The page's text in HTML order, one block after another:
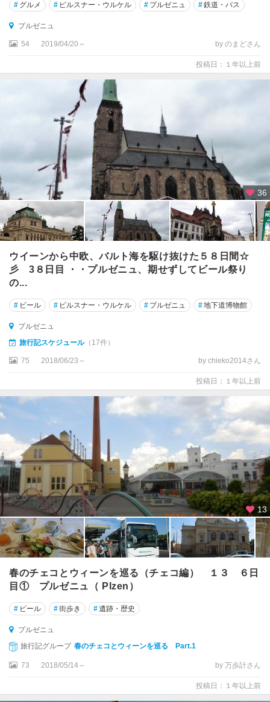
# グルメ # ピルスナー・ウルケル # プルゼニュ #鉄道・バス
プルゼニュ
54 2019/04/20～ by のまどさん
投稿日：１年以上前
36
ウイーンから中欧、バルト海を駆け抜けた５８日間☆
彡 3８日目 ・・プルゼニュ、期せずしてビール祭り
の...
# ビール # ピルスナー・ウルケル # プルゼニュ #地下道博物館
プルゼニュ
旅行記スケジュール（17件）
75 2018/06/23～ by chieko2014さん
投稿日：１年以上前
13
春のチェコとウィーンを巡る（チェコ編） １３ ６日
目① プルゼニュ（ Plzen）
# ビール #街歩き #遺跡・歴史
プルゼニュ
旅行記グループ 春のチェコとウィーンを巡る Part.1
73 2018/05/14～ by 万歩計さん
投稿日：１年以上前